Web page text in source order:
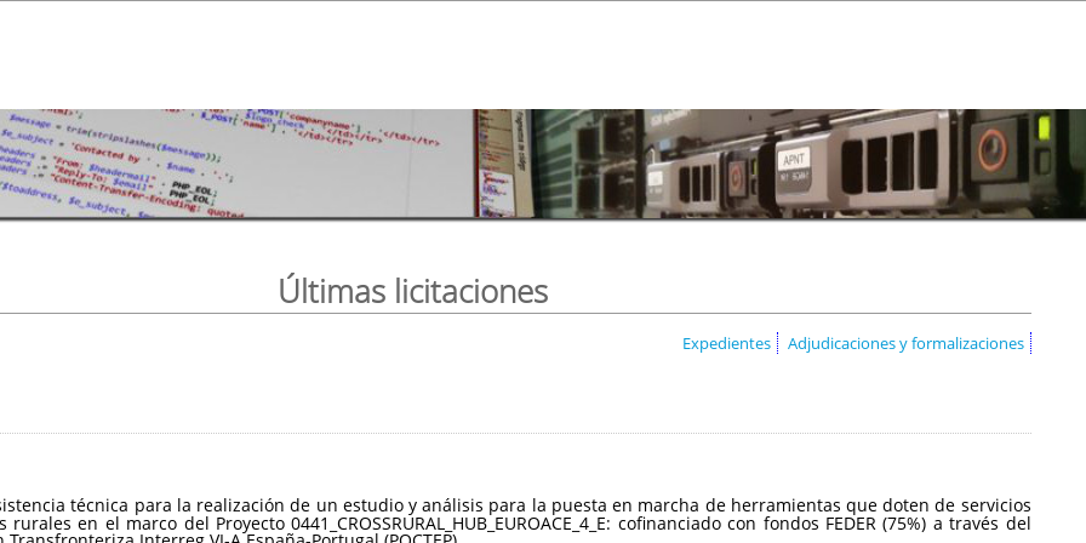
Últimas licitaciones
Expedientes Adjudicaciones y formalizaciones
técnica para la realización de un estudio y análisis para la puesta en marcha de herramientas que doten de servicios
en el marco del Proyecto 0441_CROSSRURAL_HUB_EUROACE_4_E: cofinanciado con fondos FEDER (75%) a través del